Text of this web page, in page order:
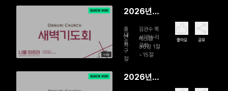
언약으로
사는 삶
45분
2026년
일 황폐한
삶에서 생
명을 누리
는 삶으로
출
연
자
김관수 목
사/온누리
교회
대
표
구
절
에스겔
36장 1절
~15절
좋아요 공유
2026년